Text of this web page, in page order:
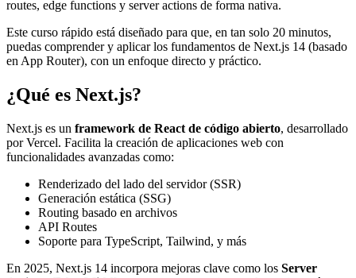
routes, edge functions y server actions de forma nativa.
Este curso rápido está diseñado para que, en tan solo 20 minutos,
puedas comprender y aplicar los fundamentos de Next.js 14 (basado
en App Router), con un enfoque directo y práctico.
¿Qué es Next.js?
Next.js es un framework de React de código abierto, desarrollado
por Vercel. Facilita la creación de aplicaciones web con
funcionalidades avanzadas como:
Renderizado del lado del servidor (SSR)
Generación estática (SSG)
Routing basado en archivos
API Routes
Soporte para TypeScript, Tailwind, y más
En 2025, Next.js 14 incorpora mejoras clave como los Server